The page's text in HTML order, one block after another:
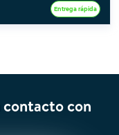
Entrega rápida
contacto con